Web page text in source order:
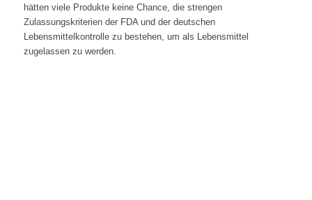
hätten viele Produkte keine Chance, die strengen
Zulassungskriterien der FDA und der deutschen
Lebensmittelkontrolle zu bestehen, um als Lebensmittel
zugelassen zu werden.